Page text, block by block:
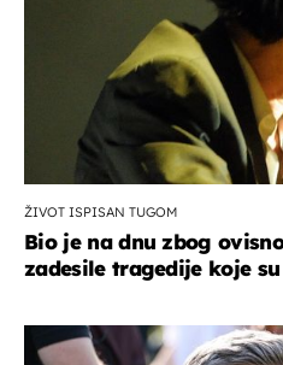
ŽIVOT ISPISAN TUGOM
Bio je na dnu zbog
zadesile tragedije koje